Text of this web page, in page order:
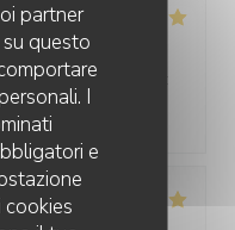
partner
questo
I
e
: 5/5 Qualità / Prezzo